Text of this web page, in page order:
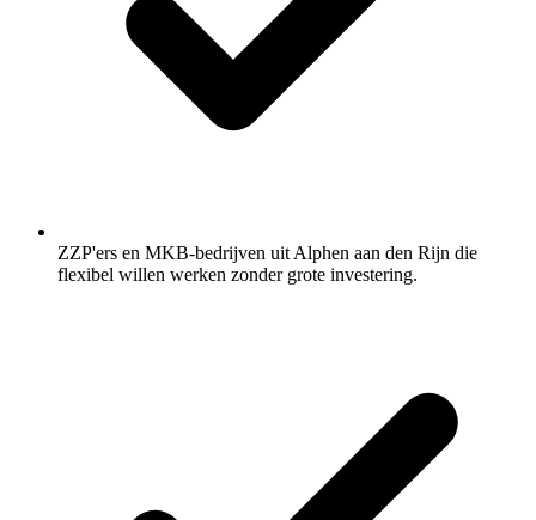
ZZP'ers en MKB-bedrijven uit Alphen aan den Rijn die
flexibel willen werken zonder grote investering.